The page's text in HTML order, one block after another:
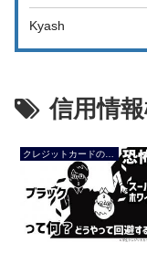
Kyash
信用情